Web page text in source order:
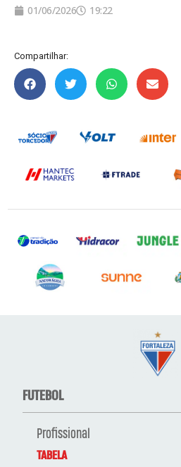
01/06/2026 19:22
Compartilhar:
FUTEBOL
Profissional
TABELA